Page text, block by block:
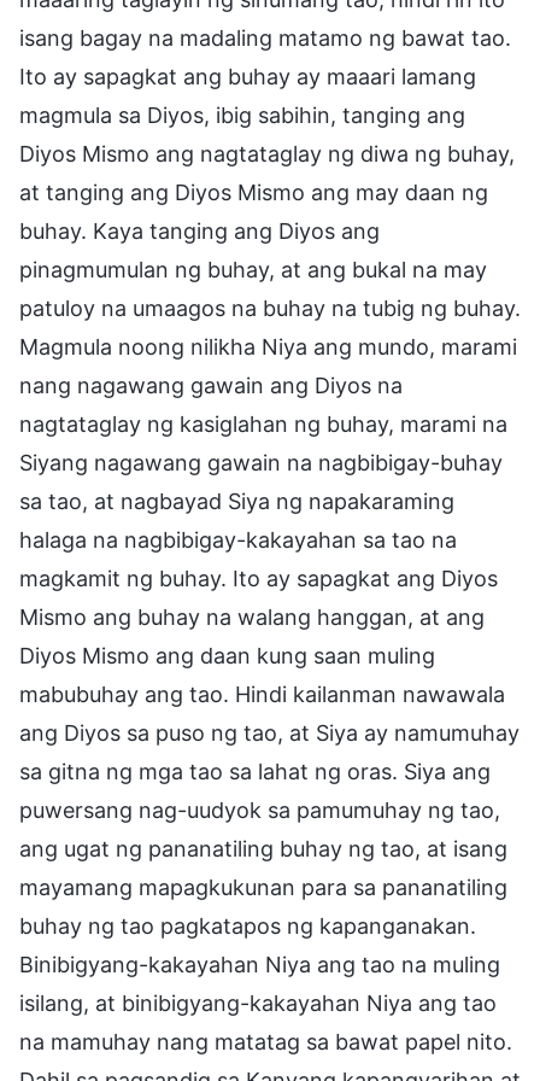
isang bagay na madaling matamo ng bawat tao.
Ito ay sapagkat ang buhay ay maaari lamang
magmula sa Diyos, ibig sabihin, tanging ang
Diyos Mismo ang nagtataglay ng diwa ng buhay,
at tanging ang Diyos Mismo ang may daan ng
buhay. Kaya tanging ang Diyos ang
pinagmumulan ng buhay, at ang bukal na may
patuloy na umaagos na buhay na tubig ng buhay.
Magmula noong nilikha Niya ang mundo, marami
nang nagawang gawain ang Diyos na
nagtataglay ng kasiglahan ng buhay, marami na
Siyang nagawang gawain na nagbibigay-buhay
sa tao, at nagbayad Siya ng napakaraming
halaga na nagbibigay-kakayahan sa tao na
magkamit ng buhay. Ito ay sapagkat ang Diyos
Mismo ang buhay na walang hanggan, at ang
Diyos Mismo ang daan kung saan muling
mabubuhay ang tao. Hindi kailanman nawawala
ang Diyos sa puso ng tao, at Siya ay namumuhay
sa gitna ng mga tao sa lahat ng oras. Siya ang
puwersang nag-uudyok sa pamumuhay ng tao,
ang ugat ng pananatiling buhay ng tao, at isang
mayamang mapagkukunan para sa pananatiling
buhay ng tao pagkatapos ng kapanganakan.
Binibigyang-kakayahan Niya ang tao na muling
isilang, at binibigyang-kakayahan Niya ang tao
na mamuhay nang matatag sa bawat papel nito.